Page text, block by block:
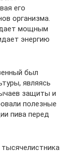
его
организма.
мощным
энергию
был
являясь
защиты и
полезные
пива перед